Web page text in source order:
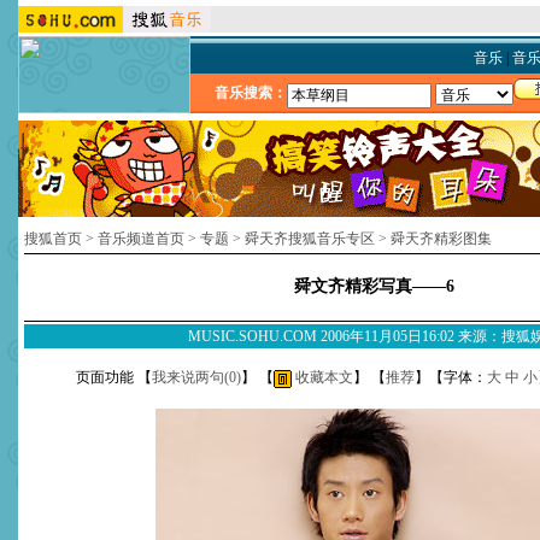
音乐| 音
音乐搜索：
搜狐首页 > 音乐频道首页 > 专题 > 舜天齐搜狐音乐专区 > 舜天齐精彩图集
舜文齐精彩写真——6
MUSIC.SOHU.COM 2006年11月05日16:02 来源：搜狐
页面功能 【我来说两句(0)】 【 收藏本文 】 【推荐】【字体： 大 中 小